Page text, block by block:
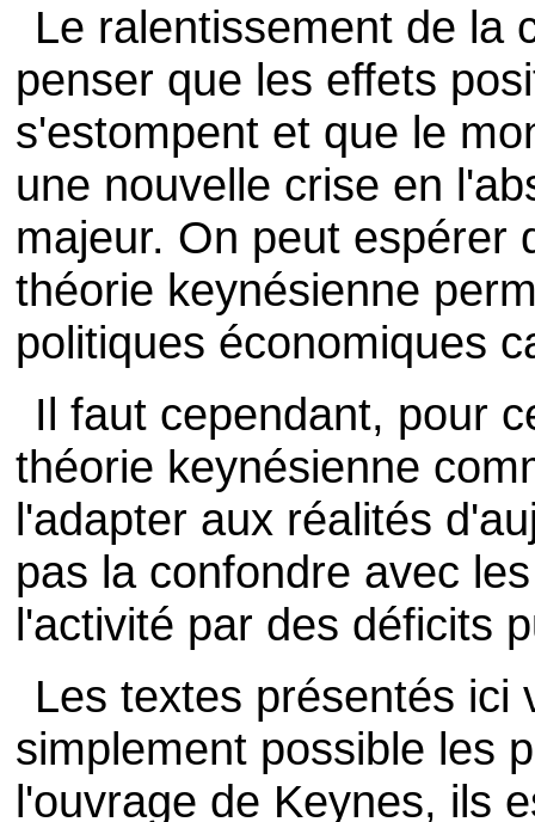
Le ralentissement de la
penser que les effets
s'estompent et que le
une nouvelle crise en
majeur. On peut espérer
théorie keynésienne
politiques économiques
Il faut cependant, pour
théorie keynésienne
l'adapter aux réalités
pas la confondre avec
l'activité par des déficits
Les textes présentés ici
simplement possible les
l'ouvrage de Keynes, ils